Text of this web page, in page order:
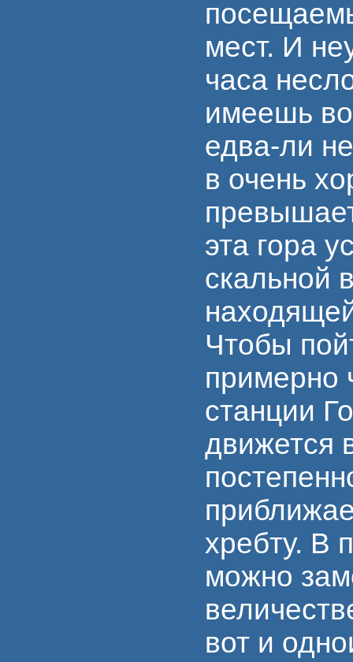
мест. И
часа
имеешь
едва-ли
в очень
эта гора
скальной
Чтобы
примерно
станции
движется
хребту. В
можно
вот и